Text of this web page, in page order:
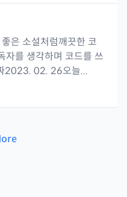
은 소설처럼깨끗한 코
자를 생각하며 코드를 쓰
2023. 02. 26오늘...